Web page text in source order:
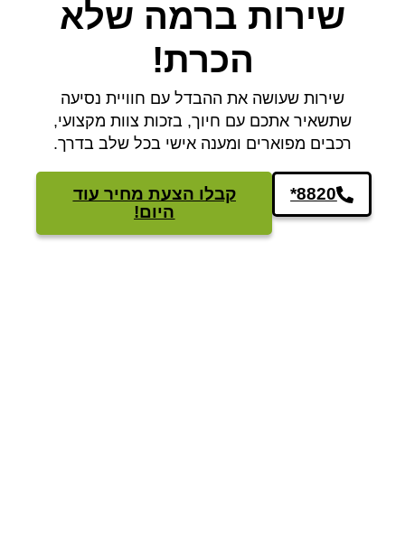
שירות ברמה שלא
הכרת!
שירות שעושה את ההבדל עם חוויית נסיעה
שתשאיר אתכם עם חיוך, בזכות צוות מקצועי,
רכבים מפוארים ומענה אישי בכל שלב בדרך.
*8820
קבלו הצעת מחיר עוד
היום!